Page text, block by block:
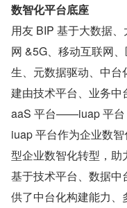
数智化平台底座
用友 BIP 基于大数据
网 &5G、移动互联网
生、元数据驱动、中
建由技术平台、业务
aaS 平台——iuap 平台
iuap 平台作为企业数
型企业数智化转型，
基于技术平台、数据
供了中台化构建能力